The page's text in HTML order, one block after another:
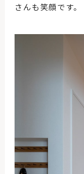
さんも笑顔です。